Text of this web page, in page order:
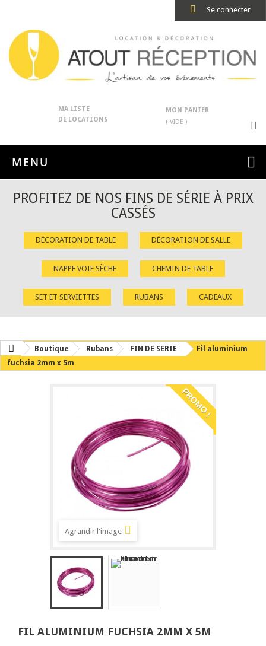
Se connecter
MA LISTE
DE LOCATIONS
MON PANIER
( VIDE )
MENU
PROFITEZ DE NOS FINS DE SÉRIE À PRIX
CASSÉS
DÉCORATION DE TABLE DÉCORATION DE SALLE
NAPPE VOIE SÈCHE CHEMIN DE TABLE
SET ET SERVIETTES RUBANS CADEAUX
Boutique Rubans FIN DE SERIE
Fil aluminium
fuchsia 2mm x 5m
PROMO !
Agrandir l'image
FIL ALUMINIUM FUCHSIA 2MM X 5M